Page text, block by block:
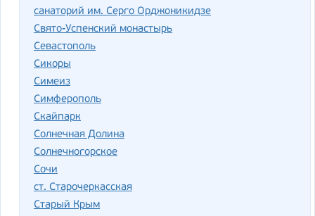
санаторий им. Серго Орджоникидзе
Свято-Успенский монастырь
Севастополь
Сикоры
Симеиз
Симферополь
Скайпарк
Солнечная Долина
Солнечногорское
Сочи
ст. Старочеркасская
Старый Крым